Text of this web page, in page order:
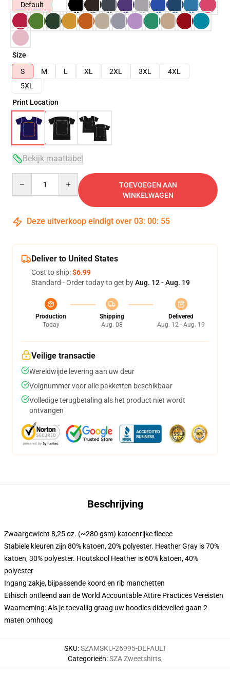
Default
Size
S
M L XL 2XL 3XL
4XL
5XL
Print Location
Bekijk maattabel
TOEVOEGEN AAN
WINKELWAGEN
Deze uitverkoop eindigt over 03: 00: 54
Deliver to United States
Cost to ship:$6.99
Standard - Order today to get byAug. 12 - Aug. 19
Production
Today
Shipping
Aug. 08
Delivered
Aug. 12 - Aug. 19
Veilige transactie
Wereldwijde levering aan uw deur
Volgnummer voor alle pakketten beschikbaar
Volledige terugbetaling als het product niet wordt
ontvangen
Beschrijving
Zwaargewicht 8,25 oz. (~280 gsm) katoenrijke fleece
Stabiele kleuren zijn 80% katoen, 20% polyester. Heather Gray is 70%
katoen, 30% polyester. Houtskool Heather is 60% katoen, 40%
polyester
Ingang zakje, bijpassende koord en rib manchetten
Ethisch ontleend aan de World Accountable Attire Practices Vereisten
Waarneming: Als je toevallig graag uw hoodies didevelled gaan 2
maten omhoog
SKU:SZAMSKU-26995-DEFAULT
Categorieën:SZA Zweetshirts,